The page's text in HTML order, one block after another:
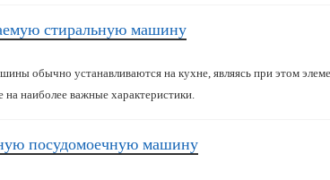
стиральную машину
обычно устанавливаются на кухне, являясь при этом
наиболее важные характеристики.
посудомоечную машину